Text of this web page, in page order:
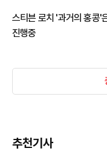
스티븐 로치 '과거의 홍콩'
진행중
추천기사